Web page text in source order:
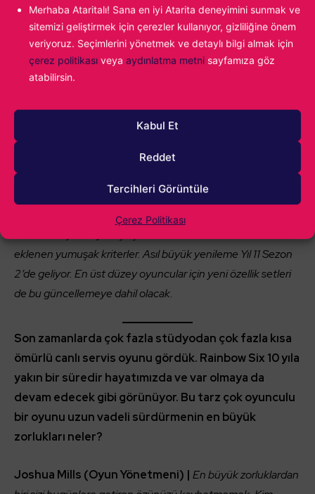
Merhaba Ataritalı! Sana en iyi Atarita deneyimini sunmak ve
sitemizi geliştirmek için çerezler kullanıyor, gizliliğine önem
veriyoruz. Seçimlerini yönetmek ve detaylı bilgi almak için
çerez politikası veya aydınlatma metni sayfamıza göz
atabilirsin.
Kabul Et
Reddet
Tercihleri Görüntüle
Çerez Politikası
memnun musunuz ve gelecekte değişiklik görecek
miyiz?
Joshua Mills (Oyun Yönetmeni) |
yenilemesi geliyor. Sezon 4’te daha adil karşılaşmalar için
yeni eşleştirme kriterleri devreye giriyor. Gizli MMR her
zaman temel olacak ancak sezon içinde ne kadar ilerleme
kaydettiğinize bakarak benzer ilerlemedeki oyuncularla
eşleşmenizi sağlayacağız. Bir diğer önemli yenilik grup
boyutu. Beşli takımsanız beşlilerle solo oynuyorsanız daha
eklenen yumuşak kriterler. Asıl büyük yenileme Yıl 11 Sezon
2’de geliyor. En üst düzey oyuncular için yeni özellik setleri
de bu güncellemeye dahil olacak.
Son zamanlarda çok fazla stüdyodan çok fazla kısa
ömürlü canlı servis oyunu gördük. Rainbow Six 10 yıla
yakın bir süredir hayatımızda ve var olmaya da
devam edecek gibi görünüyor. Bu tarz çok oyunculu
bir oyunu uzun vadeli sürdürmenin en büyük
zorlukları neler?
Joshua Mills (Oyun Yönetmeni) | En büyük zorluklardan